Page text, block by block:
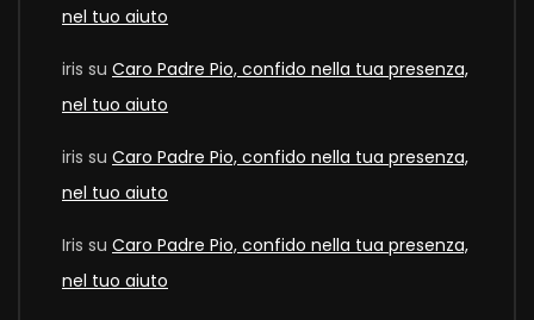
nel tuo aiuto
iris su Caro Padre Pio, confido nella tua presenza,
nel tuo aiuto
iris su Caro Padre Pio, confido nella tua presenza,
nel tuo aiuto
Iris su Caro Padre Pio, confido nella tua presenza,
nel tuo aiuto